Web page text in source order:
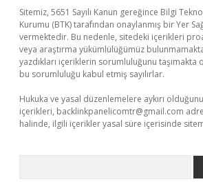
Sitemiz, 5651 Sayılı Kanun gereğince Bilgi
Kurumu (BTK) tarafından onaylanmış bir Yer
vermektedir. Bu nedenle, sitedeki içerikleri
veya araştırma yükümlülüğümüz
yazdıkları içeriklerin sorumluluğunu taşımakta
bu sorumluluğu kabul etmiş sayılırlar.
Hukuka ve yasal düzenlemelere aykırı
içerikleri, backlinkpanelicomtr@gmail.com
halinde, ilgili içerikler yasal süre içerisinde